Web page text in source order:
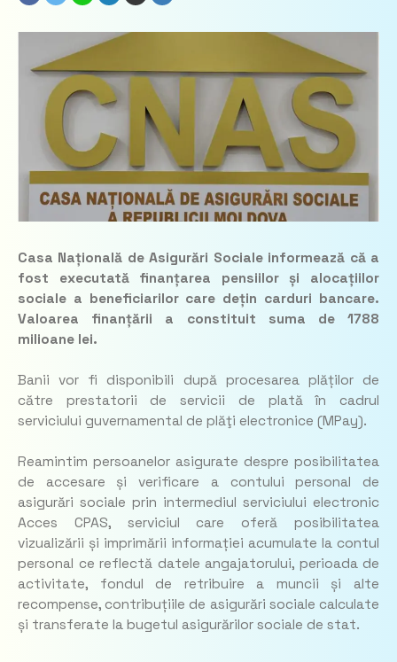
Casa Națională de Asigurări Sociale informează că a
fost executată finanțarea pensiilor și alocațiilor
sociale a beneficiarilor care dețin carduri bancare.
Valoarea finanțării a constituit suma de 1788
milioane lei.
Banii vor fi disponibili după procesarea plăților de
către prestatorii de servicii de plată în cadrul
serviciului guvernamental de plăţi electronice (MPay).
Reamintim persoanelor asigurate despre posibilitatea
de accesare și verificare a contului personal de
asigurări sociale prin intermediul serviciului electronic
Acces CPAS, serviciul care oferă posibilitatea
vizualizării și imprimării informației acumulate la contul
personal ce reflectă datele angajatorului, perioada de
activitate, fondul de retribuire a muncii și alte
recompense, contribuțiile de asigurări sociale calculate
și transferate la bugetul asigurărilor sociale de stat.